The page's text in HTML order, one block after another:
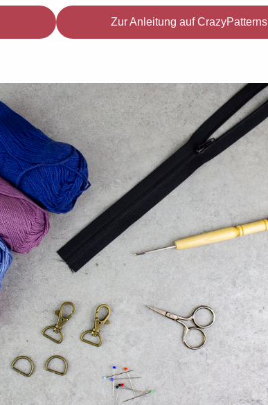
Zur Anleitung auf CrazyPatterns